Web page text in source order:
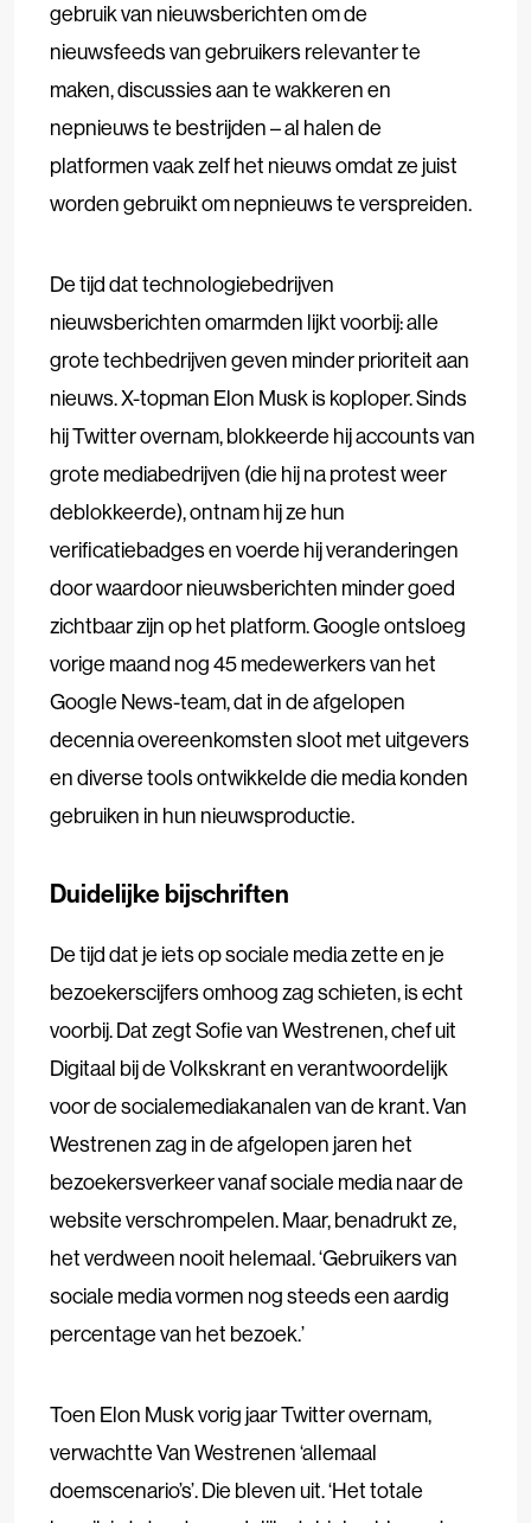
gebruik van nieuwsberichten om de
nieuwsfeeds van gebruikers relevanter te
maken, discussies aan te wakkeren en
nepnieuws te bestrijden – al halen de
platformen vaak zelf het nieuws omdat ze juist
worden gebruikt om nepnieuws te verspreiden.
De tijd dat technologiebedrijven
nieuwsberichten omarmden lijkt voorbij: alle
grote techbedrijven geven minder prioriteit aan
nieuws. X-topman Elon Musk is koploper. Sinds
hij Twitter overnam, blokkeerde hij accounts van
grote mediabedrijven (die hij na protest weer
deblokkeerde), ontnam hij ze hun
verificatiebadges en voerde hij veranderingen
door waardoor nieuwsberichten minder goed
zichtbaar zijn op het platform. Google ontsloeg
vorige maand nog 45 medewerkers van het
Google News-team, dat in de afgelopen
decennia overeenkomsten sloot met uitgevers
en diverse tools ontwikkelde die media konden
gebruiken in hun nieuwsproductie.
Duidelijke bijschriften
De tijd dat je iets op sociale media zette en je
bezoekerscijfers omhoog zag schieten, is echt
voorbij. Dat zegt Sofie van Westrenen, chef uit
Digitaal bij de Volkskrant en verantwoordelijk
voor de socialemediakanalen van de krant. Van
Westrenen zag in de afgelopen jaren het
bezoekersverkeer vanaf sociale media naar de
website verschrompelen. Maar, benadrukt ze,
het verdween nooit helemaal. ‘Gebruikers van
sociale media vormen nog steeds een aardig
percentage van het bezoek.’
Toen Elon Musk vorig jaar Twitter overnam,
verwachtte Van Westrenen ‘allemaal
doemscenario’s’. Die bleven uit. ‘Het totale